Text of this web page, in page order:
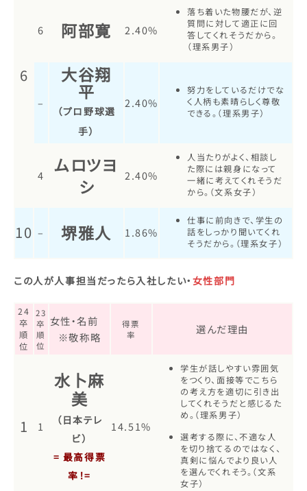
6
6 阿部寛 2.40%
落ち着いた物腰だが、逆
質問に対して適正に回
答してくれそうだから。
（理系男子）
–
大谷翔
平
（プロ野球選
手）
2.40%
努力をしているだけでな
く人柄も素晴らしく尊敬
できる。（理系男子）
4
ムロツヨ
シ
2.40%
人当たりがよく、相談し
た際には親身になって
一緒に考えてくれそうだ
から。（文系女子）
10 – 堺雅人 1.86%
仕事に前向きで、学生の
話をしっかり聞いてくれ
そうだから。（理系女子）
この人が人事担当だったら入社したい・ 女性部門
24
卒
順
位
23
卒
順
位
女性・名前
※敬称略
得票
率
選んだ理由
1 1
水卜麻
美
（日本テレ
ビ）
= 最高得票
率！=
14.51%
学生が話しやすい雰囲気
をつくり、面接等でこちら
の考え方を適切に引き出
してくれそうだと感じるた
め。（理系男子）
選考する際に、不適な人
を切り捨てるのではなく、
真剣に悩んでより良い人
を選んでくれそう。（文系
女子）